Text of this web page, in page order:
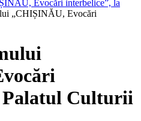
Evocări interbelice”, la
„CHIȘINĂU, Evocări
Palatul Culturii